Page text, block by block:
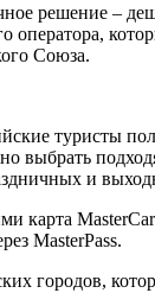
решение –
оператора,
Союза.
туристы
выбрать
и
карта
MasterPass.
городов,